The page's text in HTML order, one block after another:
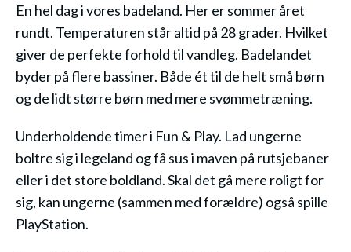
En hel dag i vores badeland. Her er sommer året
rundt. Temperaturen står altid på 28 grader. Hvilket
giver de perfekte forhold til vandleg. Badelandet
byder på flere bassiner. Både ét til de helt små børn
og de lidt større børn med mere svømmetræning.
Underholdende timer i Fun & Play. Lad ungerne
boltre sig i legeland og få sus i maven på rutsjebaner
eller i det store boldland. Skal det gå mere roligt for
sig, kan ungerne (sammen med forældre) også spille
PlayStation.